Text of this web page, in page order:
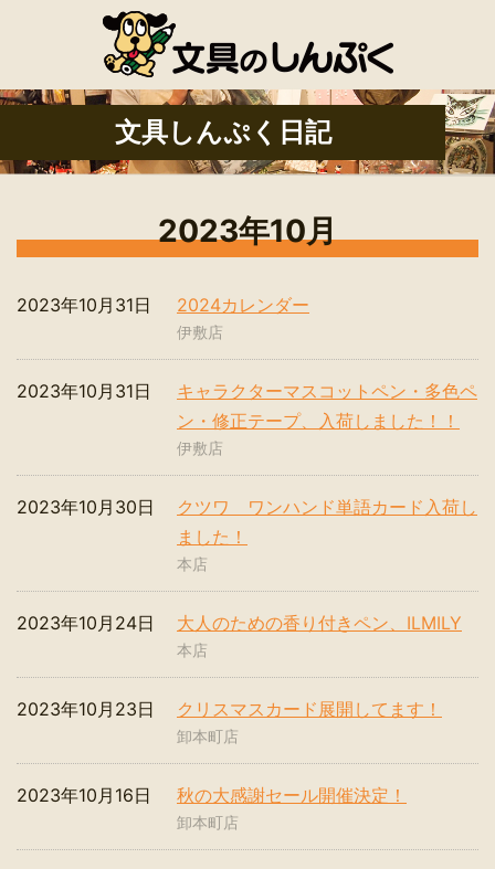
文具しんぷく日記
2023年10月
2024カレンダー
2023年10月31日
伊敷店
キャラクターマスコットペン・多色ペ
ン・修正テープ、入荷しました！！
2023年10月31日
伊敷店
クツワ ワンハンド単語カード入荷し
ました！
2023年10月30日
本店
大人のための香り付きペン、ILMILY
2023年10月24日
本店
クリスマスカード展開してます！
2023年10月23日
卸本町店
秋の大感謝セール開催決定！
2023年10月16日
卸本町店